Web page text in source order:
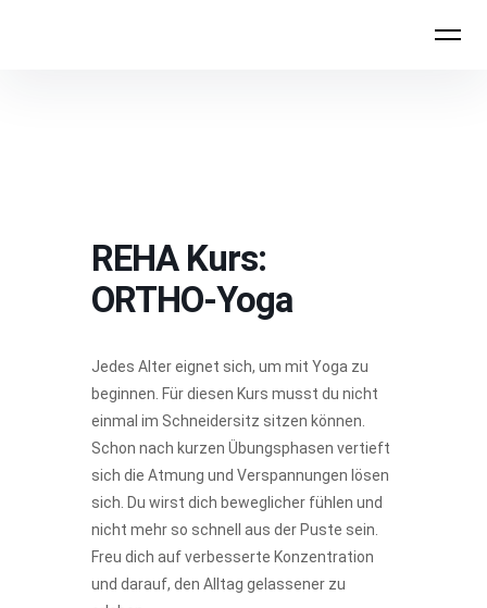
REHA Kurs:
ORTHO-Yoga
Jedes Alter eignet sich, um mit Yoga zu
beginnen. Für diesen Kurs musst du nicht
einmal im Schneidersitz sitzen können.
Schon nach kurzen Übungsphasen vertieft
sich die Atmung und Verspannungen lösen
sich. Du wirst dich beweglicher fühlen und
nicht mehr so schnell aus der Puste sein.
Freu dich auf verbesserte Konzentration
und darauf, den Alltag gelassener zu